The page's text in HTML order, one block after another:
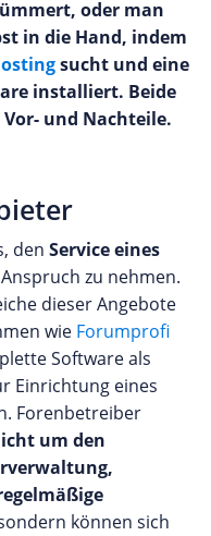
oder man
in die Hand, indem
sucht und eine
installiert. Beide
und Nachteile.
den Service eines
zu nehmen.
dieser Angebote
wie Forumprofi
Software als
Einrichtung eines
Forenbetreiber
um den
können sich